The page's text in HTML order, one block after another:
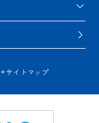
サイトマップ